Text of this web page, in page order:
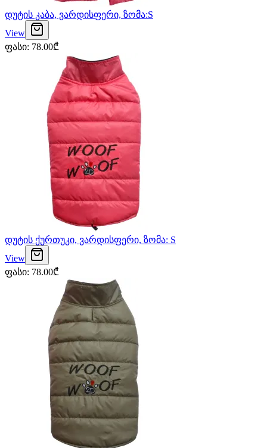
დუტის კაბა, ვარდისფერი, ზომა:S
View
ფასი: 78.00₾
დუტის ქურთუკი, ვარდისფერი, ზომა: S
View
ფასი: 78.00₾